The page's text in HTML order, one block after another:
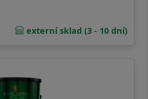
externí sklad (3 - 10 dní)